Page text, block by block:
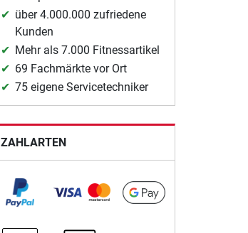
über 4.000.000 zufriedene
Kunden
Mehr als 7.000 Fitnessartikel
69 Fachmärkte vor Ort
75 eigene Servicetechniker
ZAHLARTEN